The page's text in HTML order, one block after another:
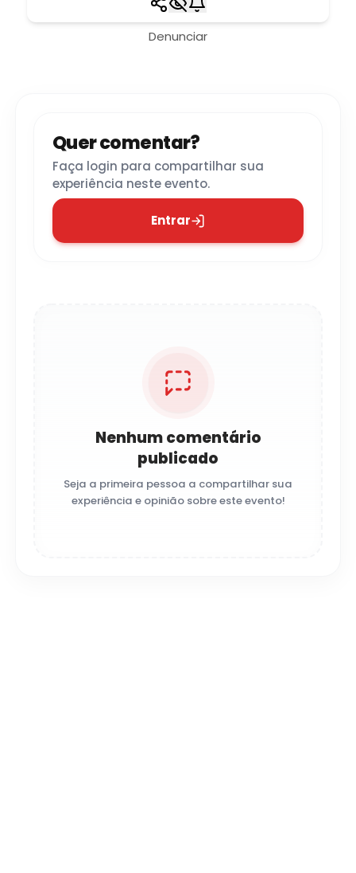
Denunciar
Quer comentar?
Faça login para compartilhar sua
experiência neste evento.
Entrar
Nenhum comentário
publicado
Seja a primeira pessoa a compartilhar sua
experiência e opinião sobre este evento!